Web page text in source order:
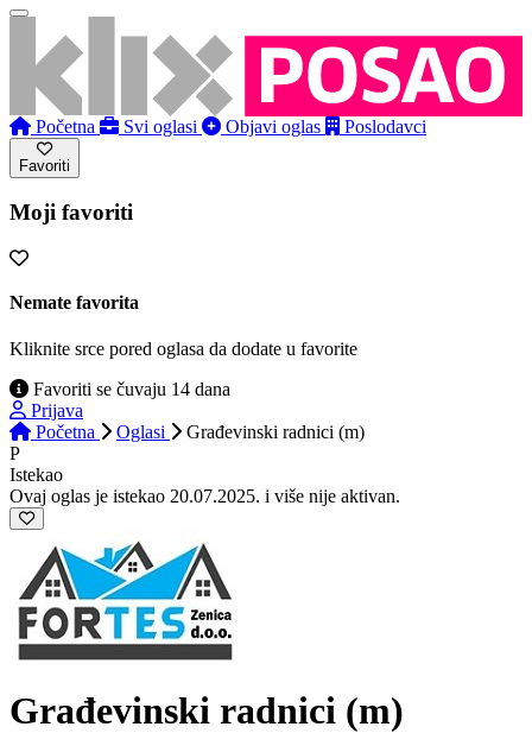
Početna Svi oglasi Objavi oglas Poslodavci
Favoriti
Moji favoriti
Nemate favorita
Kliknite srce pored oglasa da dodate u favorite
Favoriti se čuvaju 14 dana
Prijava
Početna
Oglasi
Građevinski radnici (m)
P
Istekao
Ovaj oglas je istekao 20.07.2025. i više nije aktivan.
Građevinski radnici (m)